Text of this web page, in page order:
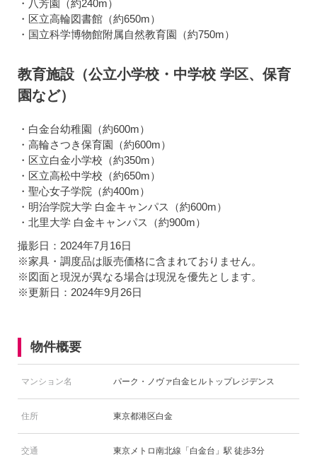
・八芳園（約240m）
・区立高輪図書館（約650m）
・国立科学博物館附属自然教育園（約750m）
教育施設（公立小学校・中学校 学区、保育
園など）
・白金台幼稚園（約600m）
・高輪さつき保育園（約600m）
・区立白金小学校（約350m）
・区立高松中学校（約650m）
・聖心女子学院（約400m）
・明治学院大学 白金キャンパス（約600m）
・北里大学 白金キャンパス（約900m）
撮影日：2024年7月16日
※家具・調度品は販売価格に含まれておりません。
※図面と現況が異なる場合は現況を優先とします。
※更新日：2024年9月26日
物件概要
マンション名 パーク・ノヴァ白金ヒルトップレジデンス
住所 東京都港区白金
交通 東京メトロ南北線「白金台」駅 徒歩3分